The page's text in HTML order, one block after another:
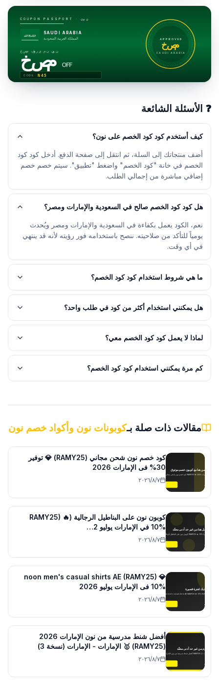
COUPON PASSPORT · نون
لا إله إلا الله
SAUDI ARABIA
المملكة العربية السعودية
خصم فوري من نون
خصم OFF
CODE N45
APPROVED
خصم
SAUDI ARABIA
❓ الأسئلة الشائعة
كيف أستخدم كود كود الخصم على نون؟
أضف منتجاتك إلى السلة، ثم انتقل إلى صفحة الدفع. أدخل كود كود
الخصم في خانة "كود الخصم" واضغط "تطبيق". سيتم خصم خصم
إضافي مباشرة من إجمالي الطلب.
هل كود كود الخصم صالح في السعودية والإمارات ومصر؟
نعم، الكود يعمل بكفاءة في السعودية والإمارات ومصر ويُحدث
يومياً للتأكد من صلاحيته. ننصح باستخدامه فور رؤيته لأنه قد ينتهي
في أي وقت.
ما هي شروط استخدام كود كود الخصم؟
هل يمكنني استخدام أكثر من كود في طلب واحد؟
لماذا لا يعمل كود كود الخصم معي؟
كم مرة يمكنني استخدام كود كود الخصم؟
مقالات ذات صلة بـكوبونات نون وأكواد خصم نون
كود خصم نون شحن مجاني (RAMY25) 💎 توفير
30% فى الإمارات 2026
٧‏/٨‏/٢٠٢٦
كوبون نون على البناطيل الرجالية (RAMY25) 🔥
10% في الإمارات يوليو 2…
٧‏/٨‏/٢٠٢٦
noon men's casual shirts AE (RAMY25) 💎
10% فى الإمارات يوليو 2026
٧‏/٨‏/٢٠٢٦
أفضل شنط مدرسية من نون الإمارات 2026
(RAMY25) 🥇 الإمارات - الإمارات (نسخة 3)
٧‏/٨‏/٢٠٢٦